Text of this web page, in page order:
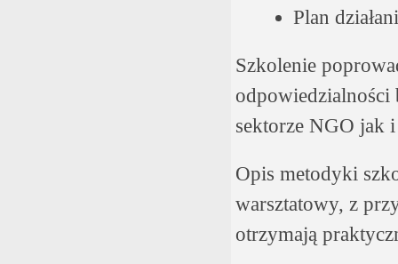
Plan
Szkolenie
odpowiedzialności
sektorze NGO jak
Opis metodyki
warsztatowy, z
otrzymają